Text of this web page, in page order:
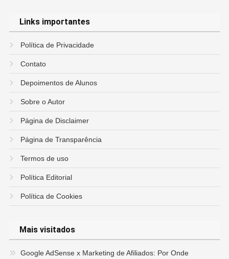
Links importantes
Política de Privacidade
Contato
Depoimentos de Alunos
Sobre o Autor
Página de Disclaimer
Página de Transparência
Termos de uso
Política Editorial
Política de Cookies
Mais visitados
Google AdSense x Marketing de Afiliados: Por Onde